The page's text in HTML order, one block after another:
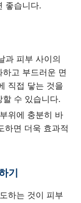
좋습니다.
과 피부 사이의
고 부드러운 면
직접 닿는 것을
할 수 있습니다.
위에 충분히 바
하면 더욱 효과적
기
하는 것이 피부